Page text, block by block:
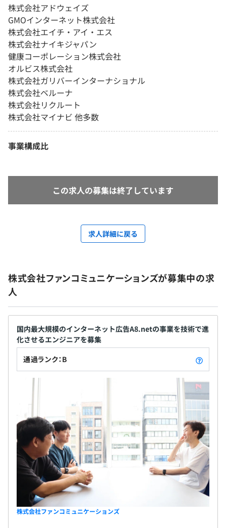
株式会社アドウェイズ
GMOインターネット株式会社
株式会社エイチ・アイ・エス
株式会社ナイキジャパン
健康コーポレーション株式会社
オルビス株式会社
株式会社ガリバーインターナショナル
株式会社ベルーナ
株式会社リクルート
株式会社マイナビ 他多数
事業構成比
この求人の募集は終了しています
求人詳細に戻る
株式会社ファンコミュニケーションズが募集中の求
人
国内最大規模のインターネット広告A8.netの事業を技術で進
化させるエンジニアを募集
通過ランク：B
株式会社ファンコミュニケーションズ